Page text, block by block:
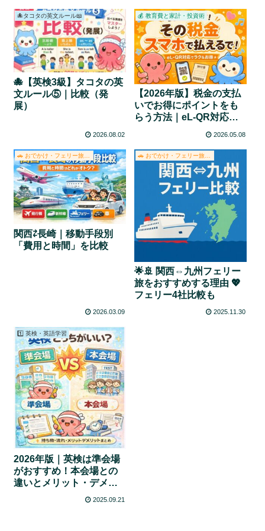
🐙タコタの英文ルール📖
🐙【英検3級】タコタの英
文ルール⑤｜比較（発
展）
2026.08.02
💰 教育費と家計・投資術
【2026年版】税金の支払
いでお得にポイントをも
らう方法｜eL-QR対応で
2026.05.08
関西⇄長崎｜移動手段別
「費用と時間」を比較
2026.03.09
🌟🚢 関西⇔九州フェリー
旅をおすすめする理由 💖
フェリー4社比較も
2025.11.30
1️⃣ 英検・英語学習
2026年版｜英検は準会場
がおすすめ！本会場との
違いとメリット・デメリ
ット【体験談あり】
2025.09.21